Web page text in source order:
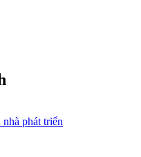
phát triển